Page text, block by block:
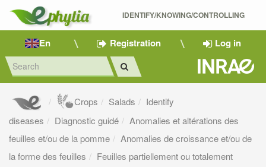
IDENTIFY/KNOWING/CONTROLLING
En Registration Log in
Crops Salads
Identify
diseases
Diagnostic guidé
Anomalies et altérations des
feuilles et/ou de la pomme
Anomalies de croissance et/ou de
la forme des feuilles
Feuilles partiellement ou totalement